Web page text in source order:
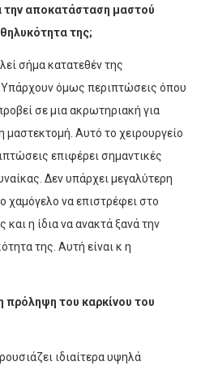
την αποκατάσταση μαστού
θηλυκότητα της;
σήμα κατατεθέν της
Υπάρχουν όμως περιπτώσεις όπου
σε μια ακρωτηριακή για
Αυτό το χειρουργείο
επιφέρει σημαντικές
Δεν υπάρχει μεγαλύτερη
χαμόγελο να επιστρέφει στο
η ίδια να ανακτά ξανά την
της. Αυτή είναι κ η
πρόληψη του καρκίνου του
ιδιαίτερα υψηλά